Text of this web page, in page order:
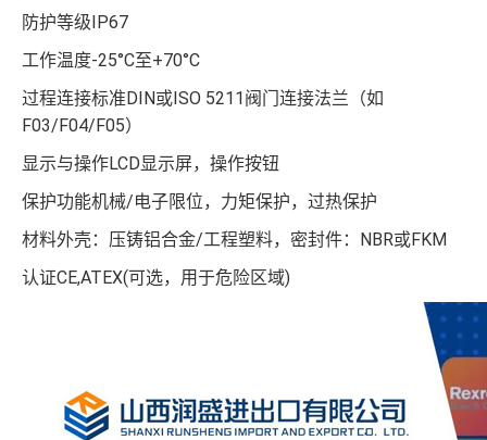
防护等级IP67
工作温度-25°C至+70°C
过程连接标准DIN或ISO 5211阀门连接法兰（如
F03/F04/F05）
显示与操作LCD显示屏，操作按钮
保护功能机械/电子限位，力矩保护，过热保护
材料外壳：压铸铝合金/工程塑料，密封件：NBR或FKM
认证CE,ATEX(可选，用于危险区域)